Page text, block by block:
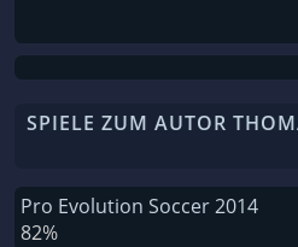
SPIELE ZUM AUTOR
Pro Evolution Soccer 2014
82%